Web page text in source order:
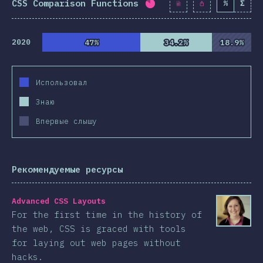
CSS Comparison Functions Процент заполнения:
% Σ
2020 47%
47% 34.2%
34.2% 18.9%
18.9%
Использовал
Знаю
Впервые слышу
Рекомендуемые ресурсы
Advanced CSS Layouts
For the first time in the history of
the web, CSS is graced with tools
for laying out web pages without
hacks.